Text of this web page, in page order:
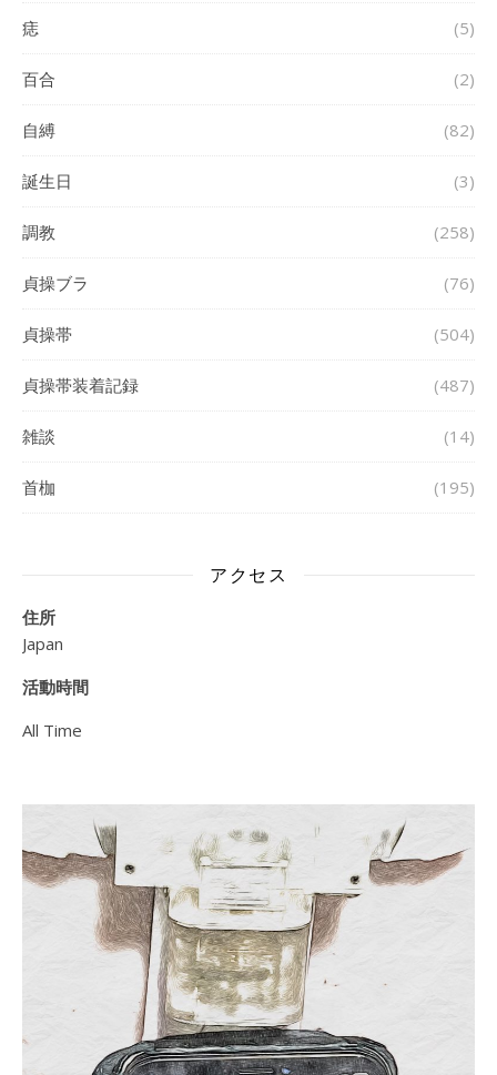
痣 (5)
百合 (2)
自縛 (82)
誕生日 (3)
調教 (258)
貞操ブラ (76)
貞操帯 (504)
貞操帯装着記録 (487)
雑談 (14)
首枷 (195)
アクセス
住所
Japan
活動時間
All Time